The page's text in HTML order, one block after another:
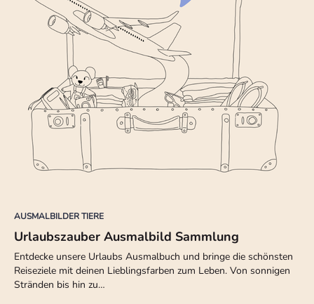
AUSMALBILDER TIERE
Urlaubszauber Ausmalbild Sammlung
Entdecke unsere Urlaubs Ausmalbuch und bringe die schönsten
Reiseziele mit deinen Lieblingsfarben zum Leben. Von sonnigen
Stränden bis hin zu…